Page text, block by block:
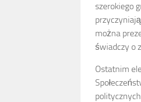
szerokiego
można
świadczy o
Ostatnim